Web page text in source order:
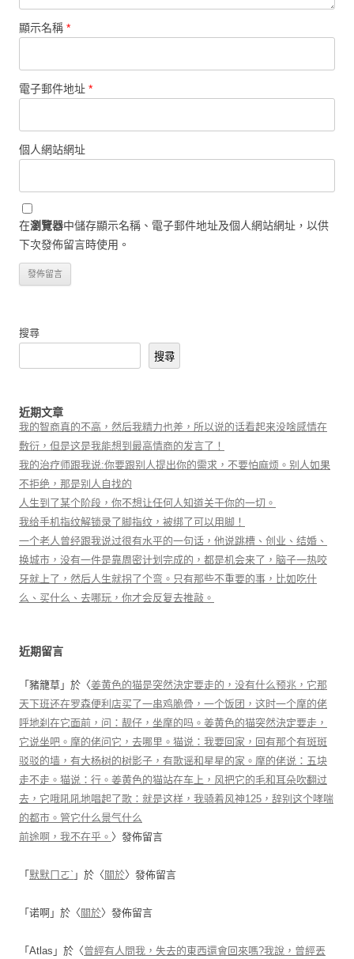
顯示名稱 *
電子郵件地址 *
個人網站網址
在瀏覽器中儲存顯示名稱、電子郵件地址及個人網站網址，以供
下次發佈留言時使用。
搜尋
搜尋
近期文章
我的智商真的不高，然后我精力也差，所以说的话看起来没啥感情在
敷衍，但是这是我能想到最高情商的发言了！
我的治疗师跟我说:你要跟别人提出你的需求，不要怕麻烦。别人如果
不拒绝，那是别人自找的
人生到了某个阶段，你不想让任何人知道关于你的一切。
我给手机指纹解锁录了脚指纹，被绑了可以用脚！
一个老人曾经跟我说过很有水平的一句话，他说跳槽、创业、结婚、
换城市，没有一件是靠周密计划完成的，都是机会来了，脑子一热咬
牙就上了，然后人生就拐了个弯。只有那些不重要的事，比如吃什
么、买什么、去哪玩，你才会反复去推敲。
近期留言
「 豬籠草 」於〈姜黄色的猫是突然決定要走的，没有什么预兆，它那
天下班还在罗森便利店买了一串鸡脆骨，一个饭团，这时一个摩的佬
呼地刹在它面前，问：靓仔，坐摩的吗。姜黄色的猫突然決定要走，
它说坐吧。摩的佬问它，去哪里。猫说：我要回家，回有那个有斑斑
驳驳的墙，有大杨树的树影子，有歌谣和星星的家。摩的佬说：五块
走不走。猫说：行。姜黄色的猫站在车上，风把它的毛和耳朵吹翻过
去，它哦吼吼地唱起了歌：就是这样，我骑着风神125，辞别这个哮喘
的都市。管它什么景气什么
前途啊，我不在乎。 〉發佈留言
「 默默ㄇㄛˋ 」於〈 關於〉發佈留言
「 诺啊 」於〈 關於〉發佈留言
「 Atlas 」於〈曾經有人問我，失去的東西還會回來嗎?我說，曾經丟